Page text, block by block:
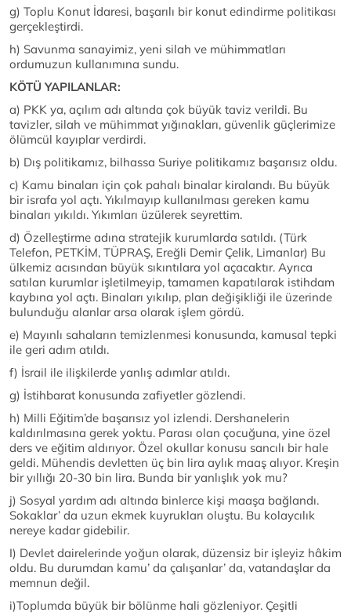
g) Toplu Konut İdaresi, başarılı bir konut edindirme politikası
gerçekleştirdi.
h) Savunma sanayimiz, yeni silah ve mühimmatları
ordumuzun kullanımına sundu.
KÖTÜ YAPILANLAR:
a) PKK ya, açılım adı altında çok büyük taviz verildi. Bu
tavizler, silah ve mühimmat yığınakları, güvenlik güçlerimize
ölümcül kayıplar verdirdi.
b) Dış politikamız, bilhassa Suriye politikamız başarısız oldu.
c) Kamu binaları için çok pahalı binalar kiralandı. Bu büyük
bir israfa yol açtı. Yıkılmayıp kullanılması gereken kamu
binaları yıkıldı. Yıkımları üzülerek seyrettim.
d) Özelleştirme adına stratejik kurumlarda satıldı. (Türk
Telefon, PETKİM, TÜPRAŞ, Ereğli Demir Çelik, Limanlar) Bu
ülkemiz acısından büyük sıkıntılara yol açacaktır. Ayrıca
satılan kurumlar işletilmeyip, tamamen kapatılarak istihdam
kaybına yol açtı. Binaları yıkılıp, plan değişikliği ile üzerinde
bulunduğu alanlar arsa olarak işlem gördü.
e) Mayınlı sahaların temizlenmesi konusunda, kamusal tepki
ile geri adım atıldı.
f) İsrail ile ilişkilerde yanlış adımlar atıldı.
g) İstihbarat konusunda zafiyetler gözlendi.
h) Milli Eğitim’de başarısız yol izlendi. Dershanelerin
kaldırılmasına gerek yoktu. Parası olan çocuğuna, yine özel
ders ve eğitim aldırıyor. Özel okullar konusu sancılı bir hale
geldi. Mühendis devletten üç bin lira aylık maaş alıyor. Kreşin
bir yıllığı 20-30 bin lira. Bunda bir yanlışlık yok mu?
j) Sosyal yardım adı altında binlerce kişi maaşa bağlandı.
Sokaklar’ da uzun ekmek kuyrukları oluştu. Bu kolaycılık
nereye kadar gidebilir.
I) Devlet dairelerinde yoğun olarak, düzensiz bir işleyiz hâkim
oldu. Bu durumdan kamu’ da çalışanlar’ da, vatandaşlar da
memnun değil.
i)Toplumda büyük bir bölünme hali gözleniyor. Çeşitli